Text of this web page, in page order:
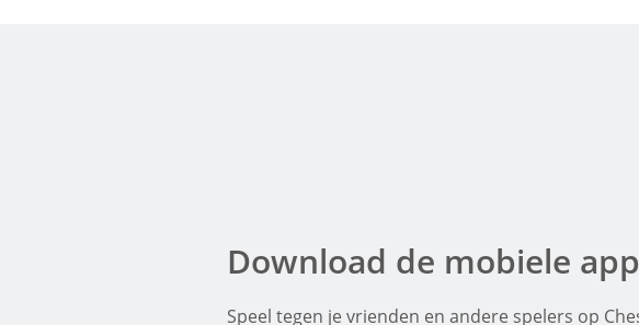
Download de mobiele app
Speel tegen je vrienden en andere spelers op